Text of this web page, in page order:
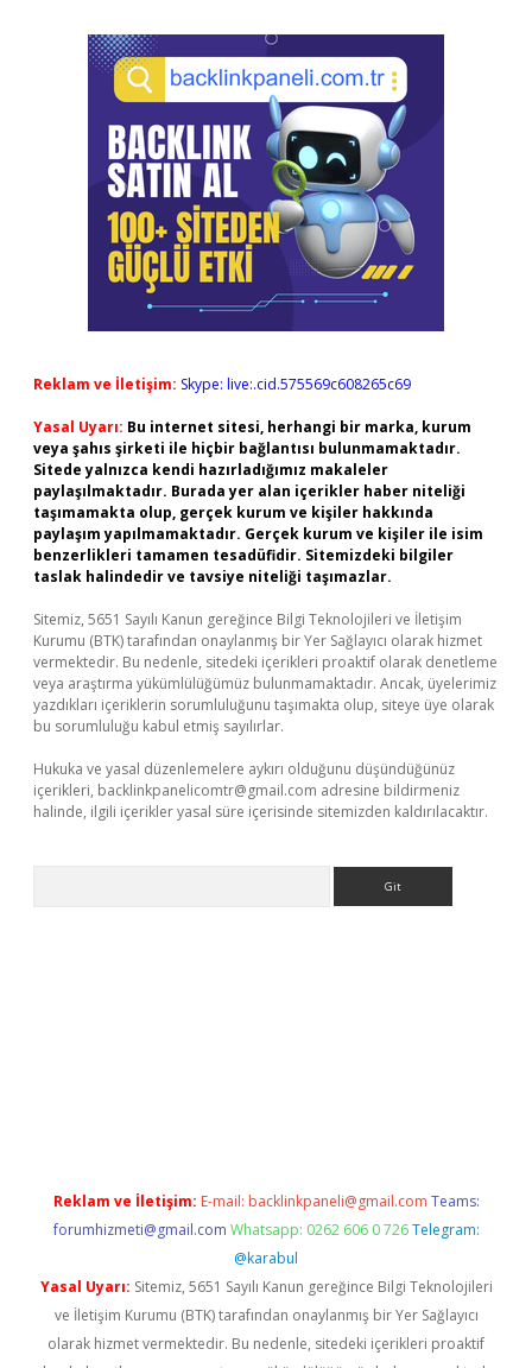
Reklam ve İletişim: Skype: live:.cid.575569c608265c69
Yasal Uyarı: Bu internet sitesi, herhangi bir marka, kurum
veya şahıs şirketi ile hiçbir bağlantısı bulunmamaktadır.
Sitede yalnızca kendi hazırladığımız makaleler
paylaşılmaktadır. Burada yer alan içerikler haber niteliği
taşımamakta olup, gerçek kurum ve kişiler hakkında
paylaşım yapılmamaktadır. Gerçek kurum ve kişiler ile isim
benzerlikleri tamamen tesadüfidir. Sitemizdeki bilgiler
taslak halindedir ve tavsiye niteliği taşımazlar.
Sitemiz, 5651 Sayılı Kanun gereğince Bilgi Teknolojileri ve İletişim
Kurumu (BTK) tarafından onaylanmış bir Yer Sağlayıcı olarak hizmet
vermektedir. Bu nedenle, sitedeki içerikleri proaktif olarak denetleme
veya araştırma yükümlülüğümüz bulunmamaktadır. Ancak, üyelerimiz
yazdıkları içeriklerin sorumluluğunu taşımakta olup, siteye üye olarak
bu sorumluluğu kabul etmiş sayılırlar.
Hukuka ve yasal düzenlemelere aykırı olduğunu düşündüğünüz
içerikleri, backlinkpanelicomtr@gmail.com adresine bildirmeniz
halinde, ilgili içerikler yasal süre içerisinde sitemizden kaldırılacaktır.
Reklam ve İletişim: E-mail: backlinkpaneli@gmail.com Teams:
forumhizmeti@gmail.com Whatsapp: 0262 606 0 726 Telegram:
@karabul
Yasal Uyarı: Sitemiz, 5651 Sayılı Kanun gereğince Bilgi Teknolojileri
ve İletişim Kurumu (BTK) tarafından onaylanmış bir Yer Sağlayıcı
olarak hizmet vermektedir. Bu nedenle, sitedeki içerikleri proaktif